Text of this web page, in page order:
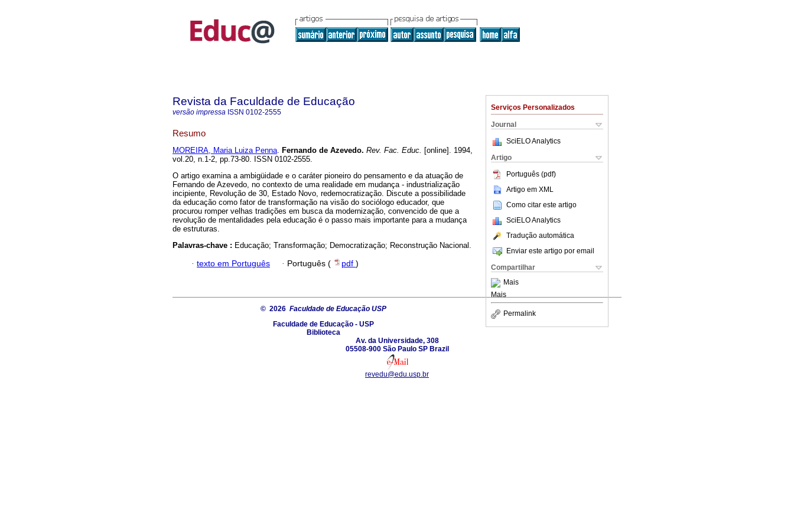
Serviços Personalizados
Journal
SciELO Analytics
Artigo
Português (pdf)
Artigo em XML
Como citar este artigo
SciELO Analytics
Tradução automática
Enviar este artigo por email
Compartilhar
Mais
Mais
Permalink
Revista da Faculdade de Educação
versão impressa ISSN 0102-2555
Resumo
MOREIRA, Maria Luiza Penna. Fernando de Azevedo. Rev. Fac. Educ. [online]. 1994,
vol.20, n.1-2, pp.73-80. ISSN 0102-2555.
O artigo examina a ambigüidade e o caráter pioneiro do pensamento e da atuação de
Fernando de Azevedo, no contexto de uma realidade em mudança - industrialização
incipiente, Revolução de 30, Estado Novo, redemocratização. Discute a possibilidade
da educação como fator de transformação na visão do sociólogo educador, que
procurou romper velhas tradições em busca da modernização, convencido de que a
revolução de mentalidades pela educação é o passo mais importante para a mudança
de estruturas.
Palavras-chave : Educação; Transformação; Democratização; Reconstrução Nacional.
· texto em Português · Português ( pdf )
© 2026 Faculdade de Educação USP
Faculdade de Educação - USP
Biblioteca
Av. da Universidade, 308
05508-900 São Paulo SP Brazil
revedu@edu.usp.br